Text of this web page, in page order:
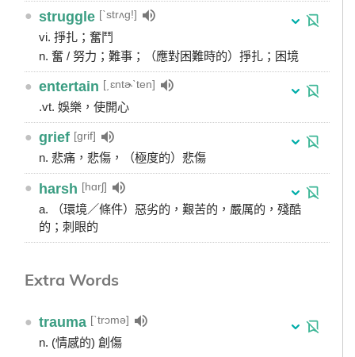
● struggle [ˋstrʌg!]
vi. 掙扎；奮鬥
n. 奮 / 努力；難事；（應對困難時的）掙扎；困境
● entertain [͵ɛntɚˋten]
.vt. 娛樂，使開心
● grief [grif]
n. 悲痛，悲傷，（極度的）悲傷
● harsh [hɑrʃ]
a. （環境／條件）惡劣的，艱苦的，嚴厲的，殘酷
的；刺眼的
Extra Words
● trauma [ˋtrɔmə]
n. (情感的) 創傷